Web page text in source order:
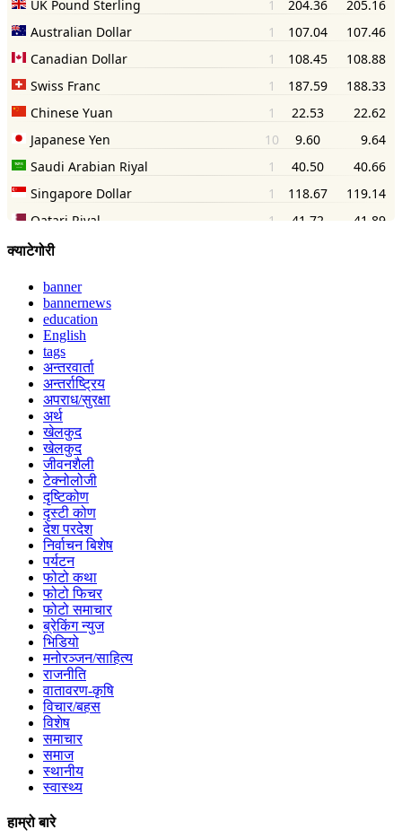
क्याटेगोरी
banner
bannernews
education
English
tags
अन्तरवार्ता
अन्तर्राष्ट्रिय
अपराध/सुरक्षा
अर्थ
खेलकुद
खेलकुद
जीवनशैली
टेक्नोलोजी
दृष्टिकोण
दृस्टी कोण
देश परदेश
निर्वाचन बिशेष
पर्यटन
फोटो कथा
फोटो फिचर
फोटो समाचार
ब्रेकिंग न्युज
भिडियो
मनोरञ्जन/साहित्य
राजनीति
वातावरण-कृषि
विचार/बहस
विशेष
समाचार
समाज
स्थानीय
स्वास्थ्य
हाम्रो बारे